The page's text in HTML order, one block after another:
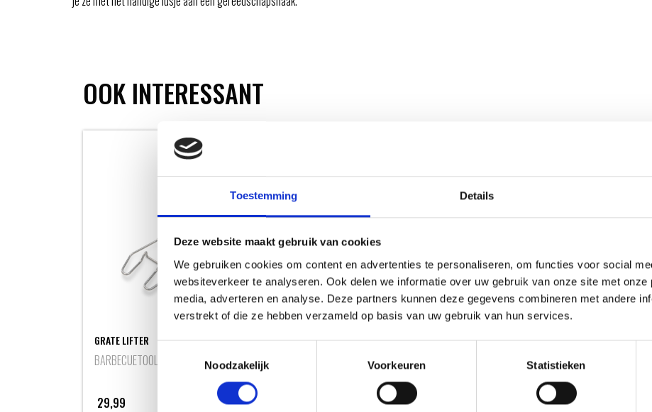
Toestemming Details
Deze website maakt gebruik van cookies
We gebruiken cookies om content en advertenties te personaliseren, om functies voor social
websiteverkeer te analyseren. Ook delen we informatie over uw gebruik van onze site met
media, adverteren en analyse. Deze partners kunnen deze gegevens combineren met andere
verstrekt of die ze hebben verzameld op basis van uw gebruik van hun services.
Noodzakelijk
Voorkeuren Statistieken
OOK INTERESSANT
GRATE LIFTER
BARBECUETOOLS
29,99
KEVLAR L/XL WEBER PIZZASNIJDER
BARBECUETOOLS
29,99Oorspronkelijke
Huidige